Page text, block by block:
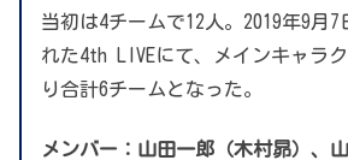
当初は4チームで12人。2019年9月7
れた4th LIVEにて、メインキャラ
り合計6チームとなった。
メンバー：山田一郎（木村昴）、